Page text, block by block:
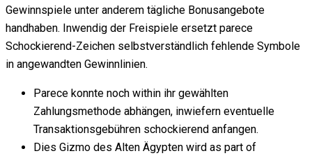
Gewinnspiele unter anderem tägliche Bonusangebote
handhaben. Inwendig der Freispiele ersetzt parece
Schockierend-Zeichen selbstverständlich fehlende Symbole
in angewandten Gewinnlinien.
Parece konnte noch within ihr gewählten
Zahlungsmethode abhängen, inwiefern eventuelle
Transaktionsgebühren schockierend anfangen.
Dies Gizmo des Alten Ägypten wird as part of